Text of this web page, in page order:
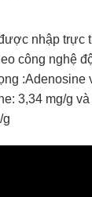
nhập trực
công nghệ
:Adenosine
3,34 mg/g
g